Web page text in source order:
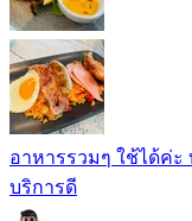
อาหารรวมๆ ใช้ได้ค่
บริการดี